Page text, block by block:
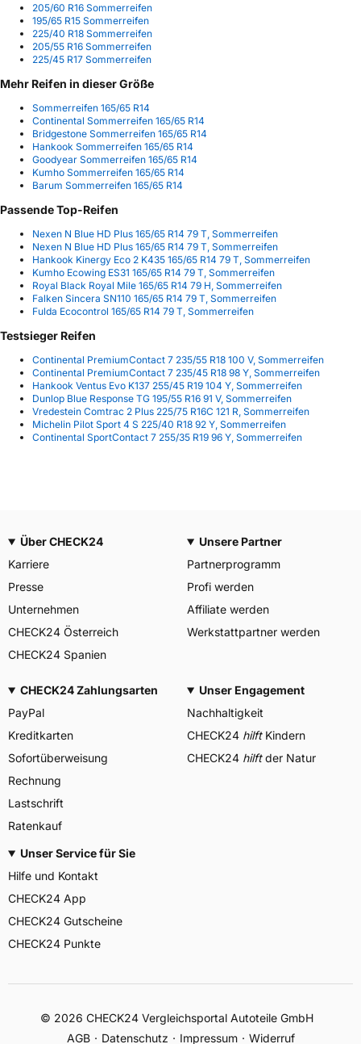
205/60 R16 Sommerreifen
195/65 R15 Sommerreifen
225/40 R18 Sommerreifen
205/55 R16 Sommerreifen
225/45 R17 Sommerreifen
Mehr Reifen in dieser Größe
Sommerreifen 165/65 R14
Continental Sommerreifen 165/65 R14
Bridgestone Sommerreifen 165/65 R14
Hankook Sommerreifen 165/65 R14
Goodyear Sommerreifen 165/65 R14
Kumho Sommerreifen 165/65 R14
Barum Sommerreifen 165/65 R14
Passende Top-Reifen
Nexen N Blue HD Plus 165/65 R14 79 T, Sommerreifen
Nexen N Blue HD Plus 165/65 R14 79 T, Sommerreifen
Hankook Kinergy Eco 2 K435 165/65 R14 79 T, Sommerreifen
Kumho Ecowing ES31 165/65 R14 79 T, Sommerreifen
Royal Black Royal Mile 165/65 R14 79 H, Sommerreifen
Falken Sincera SN110 165/65 R14 79 T, Sommerreifen
Fulda Ecocontrol 165/65 R14 79 T, Sommerreifen
Testsieger Reifen
Continental PremiumContact 7 235/55 R18 100 V, Sommerreifen
Continental PremiumContact 7 235/45 R18 98 Y, Sommerreifen
Hankook Ventus Evo K137 255/45 R19 104 Y, Sommerreifen
Dunlop Blue Response TG 195/55 R16 91 V, Sommerreifen
Vredestein Comtrac 2 Plus 225/75 R16C 121 R, Sommerreifen
Michelin Pilot Sport 4 S 225/40 R18 92 Y, Sommerreifen
Continental SportContact 7 255/35 R19 96 Y, Sommerreifen
Über CHECK24
Karriere
Presse
Unternehmen
CHECK24 Österreich
CHECK24 Spanien
Unsere Partner
Partnerprogramm
Profi werden
Affiliate werden
Werkstattpartner werden
CHECK24 Zahlungsarten
PayPal
Kreditkarten
Sofortüberweisung
Rechnung
Lastschrift
Ratenkauf
Unser Engagement
Nachhaltigkeit
CHECK24 hilftKindern
CHECK24 hilftder Natur
Unser Service für Sie
Hilfe und Kontakt
CHECK24 App
CHECK24 Gutscheine
CHECK24 Punkte
© 2026 CHECK24 Vergleichsportal Autoteile GmbH
AGB
Datenschutz Impressum Widerruf